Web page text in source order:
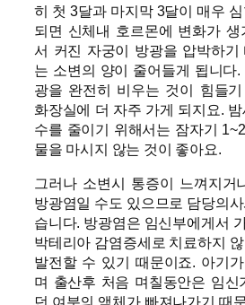
히 첫 3달과 마지막 3달이 매우
되면 신체내 호르몬에 변화가 생
서 커진 자궁이 방광을 압박하기
는 소변의 양이 줄어들게 됩니다
광을 완전히 비우는 것이 힘들
화장실에 더 자주 가게 되지요.
수를 줄이기 위해서는 잠자기
물을 마시지 않는 것이 좋아요.
그러나 소변시 통증이 느껴지거
방광염일 수도 있으므로 담당의
습니다. 방광염은 임신부에게서
박테리아 감염증세로 치료하지
발전할 수 있기 때문이죠. 아기
며 출산후 처음 며칠동안은 임신
던 여분의 액체가 빠져나가기 때